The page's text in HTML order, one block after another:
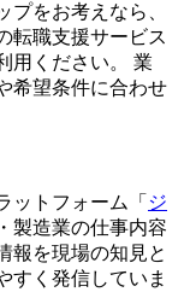
プをお考えなら、
転職支援サービス
用ください。 業
希望条件に合わせ
ットフォーム「 ジ
製造業の仕事内容
報を現場の知見と
すく発信していま